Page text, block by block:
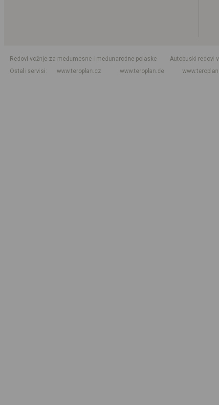
Redovi vožnje za međumesne i međunarodne polaske
Autobuski redovi
Ostali servisi
www.teroplan.cz www.teroplan.de